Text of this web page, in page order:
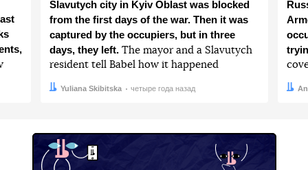
Slavutych city in Kyiv Oblast was blocked
from the first days of the war. Then it was
captured by the occupiers, but in three
days, they left. The mayor and a Slavutych
resident tell Babel how it happened
Автор:
Yuliana Skibitska
Дата: четыре года назад Дата: